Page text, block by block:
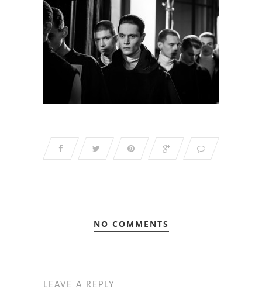
NO COMMENTS
LEAVE A REPLY